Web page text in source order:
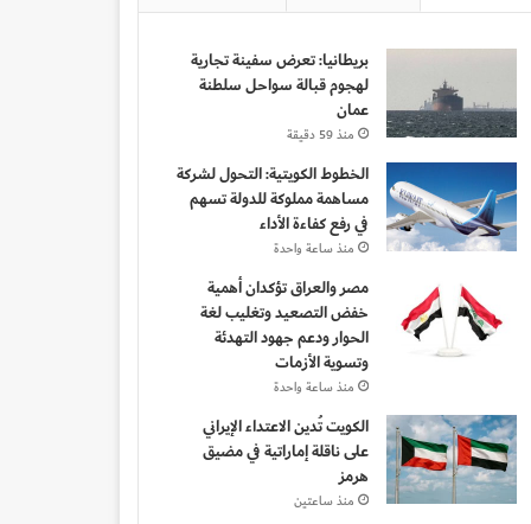
بريطانيا: تعرض سفينة تجارية
لهجوم قبالة سواحل سلطنة
عمان
منذ 59 دقيقة
الخطوط الكويتية: التحول لشركة
مساهمة مملوكة للدولة تسهم
في رفع كفاءة الأداء
منذ ساعة واحدة
مصر والعراق تؤكدان أهمية
خفض التصعيد وتغليب لغة
الحوار ودعم جهود التهدئة
وتسوية الأزمات
منذ ساعة واحدة
الكويت تُدين الاعتداء الإيراني
على ناقلة إماراتية في مضيق
هرمز
منذ ساعتين